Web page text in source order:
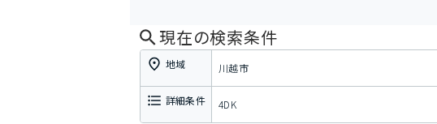
現在の検索条件
地域 川越市
詳細条件 4DK